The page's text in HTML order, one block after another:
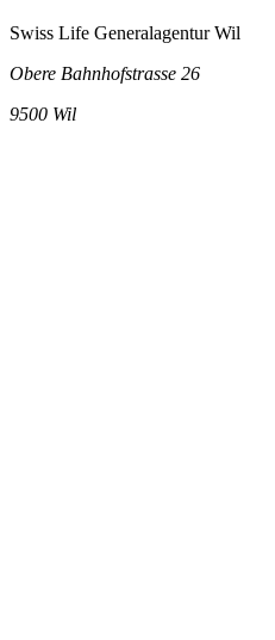
Swiss Life Generalagentur Wil
Obere Bahnhofstrasse 26
9500 Wil